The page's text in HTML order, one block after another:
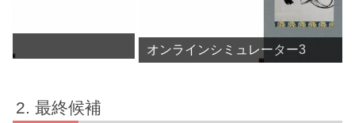
オンラインシミュレーター3
最終候補